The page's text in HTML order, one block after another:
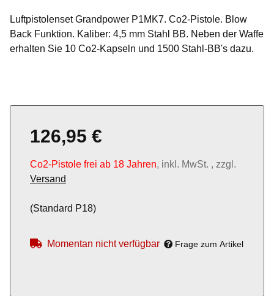
Luftpistolenset Grandpower P1MK7. Co2-Pistole. Blow
Back Funktion. Kaliber: 4,5 mm Stahl BB. Neben der Waffe
erhalten Sie 10 Co2-Kapseln und 1500 Stahl-BB's dazu.
126,95 €
Co2-Pistole frei ab 18 Jahren, inkl. MwSt. , zzgl.
Versand
(Standard P18)
Momentan nicht verfügbar Frage zum Artikel